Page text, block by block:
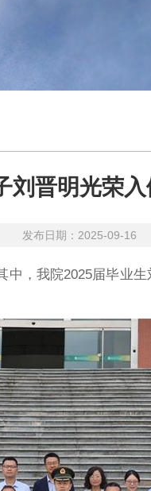
刘晋明光荣入
布日期：2025-09-16
，我院2025届毕业